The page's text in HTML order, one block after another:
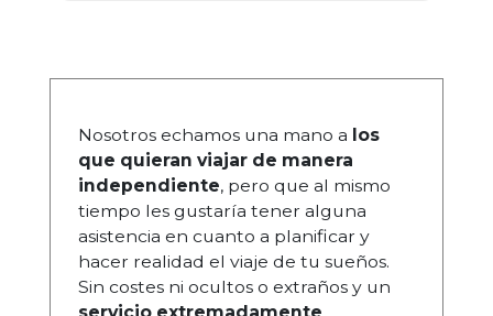
Nosotros echamos una mano a los
que quieran viajar de manera
independiente, pero que al mismo
tiempo les gustaría tener alguna
asistencia en cuanto a planificar y
hacer realidad el viaje de tu sueños.
Sin costes ni ocultos o extraños y un